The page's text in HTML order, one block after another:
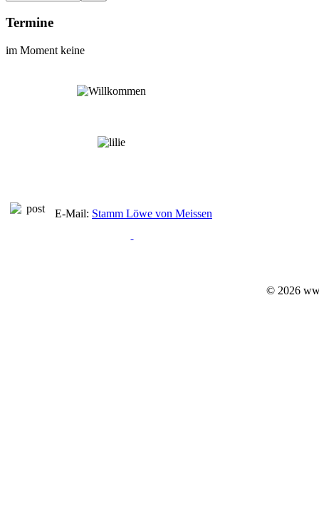
Termine
im Moment keine
E-Mail: Stamm Löwe von Meissen
© 2026